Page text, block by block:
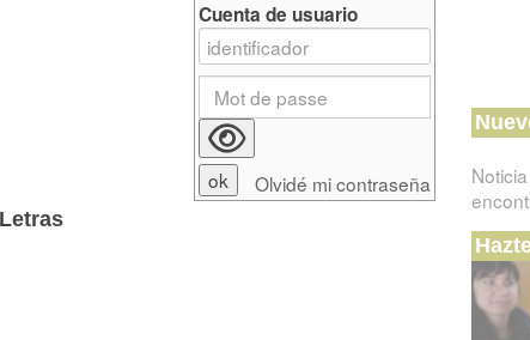
Cuenta de usuario
Olvidé mi contraseña